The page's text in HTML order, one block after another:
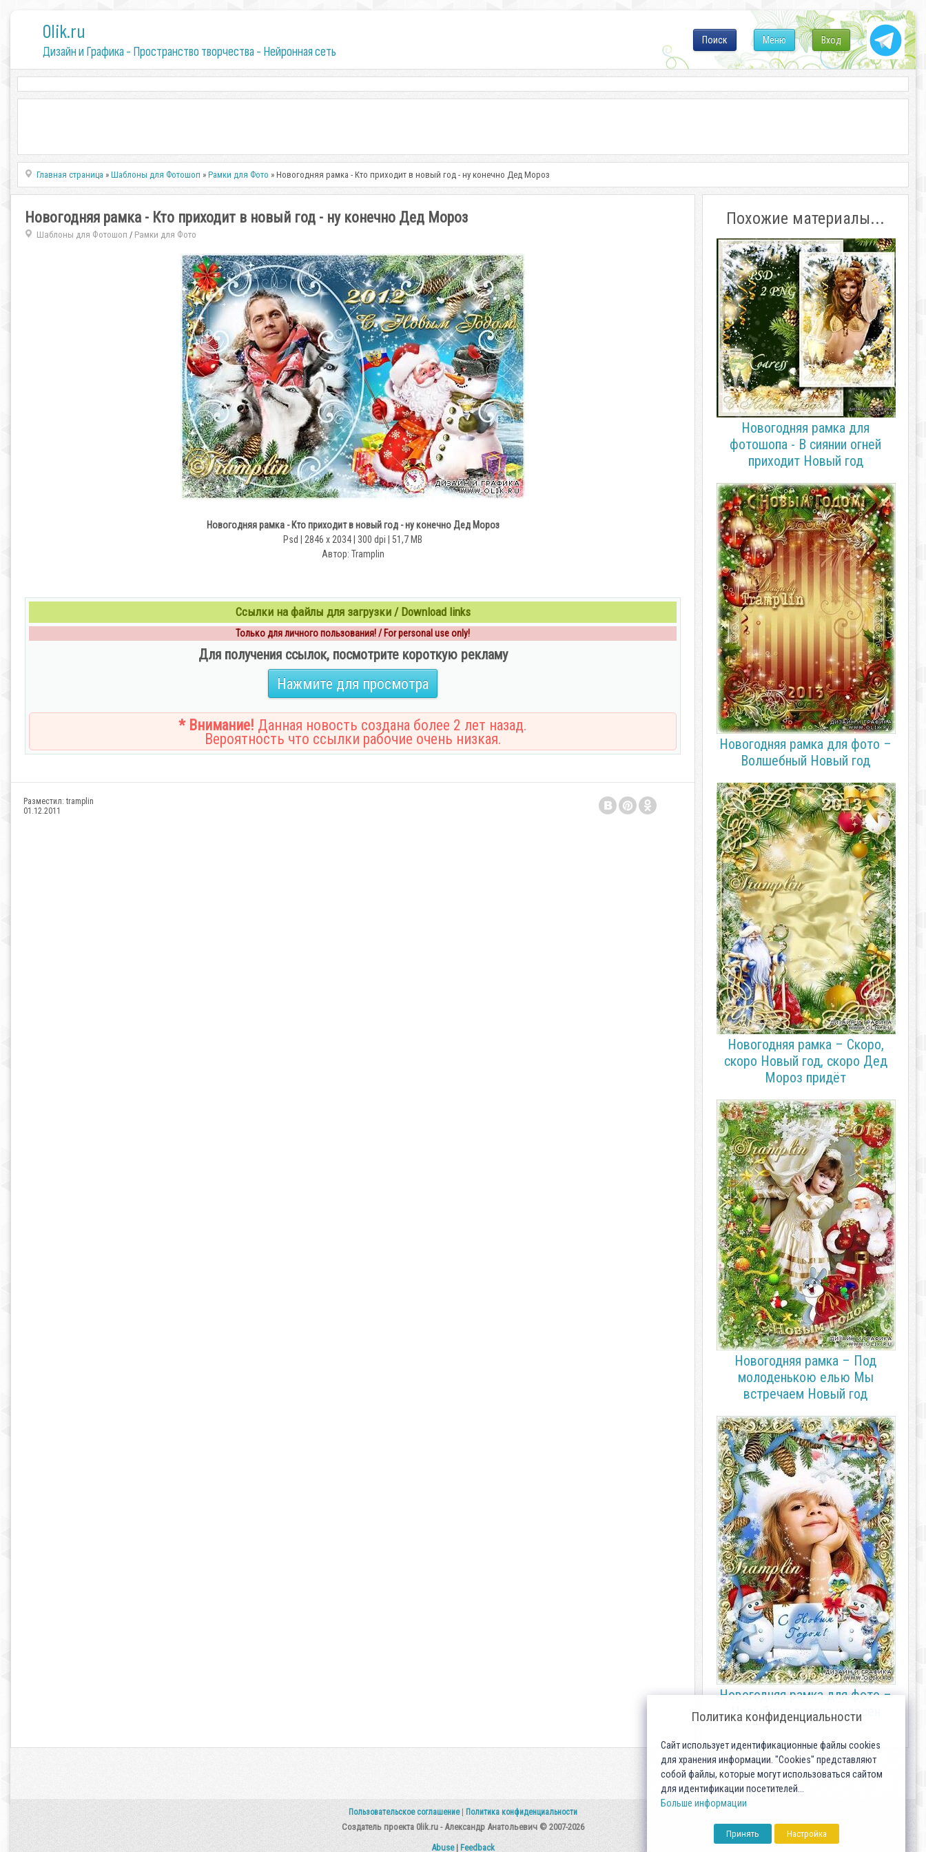
0lik.ru
Дизайн и Графика - Пространство творчества - Нейронная сеть
Вход
Меню
Поиск
Главная страница »Шаблоны для Фотошоп »Рамки для Фото » Новогодняя рамка - Кто приходит в новый год - ну конечно Дед Мороз
Новогодняя рамка - Кто приходит в новый год - ну конечно Дед Мороз
Шаблоны для Фотошоп / Рамки для Фото
Новогодняя рамка - Кто приходит в новый год - ну конечно Дед Мороз
Psd | 2846 x 2034 | 300 dpi | 51,7 MB
Автор: Tramplin
Ссылки на файлы для загрузки / Download links
Только для личного пользования! / For personal use only!
Для получения ссылок, посмотрите короткую рекламу
Нажмите для просмотра
* Внимание! Данная новость создана более 2 лет назад.
Вероятность что ссылки рабочие очень низкая.
Разместил: tramplin
01.12.2011
Похожие материалы...
Новогодняя рамка для
фотошопа - В сиянии огней
приходит Новый год
Новогодняя рамка для фото –
Волшебный Новый год
Новогодняя рамка – Скоро,
скоро Новый год, скоро Дед
Мороз придёт
Новогодняя рамка – Под
молоденькою елью Мы
встречаем Новый год
Новогодняя рамка для фото –
Новый год всегда чудесен
Пользовательское соглашение Политика конфиденциальности
Создатель проекта 0lik.ru - Александр Анатольевич © 2007-2026
Abuse| Feedback
Политика конфиденциальности
Сайт использует идентификационные файлы cookies
для хранения информации. "Cookies" представляют
собой файлы, которые могут использоваться сайтом
для идентификации посетителей...
Больше информации
Принять Настройка